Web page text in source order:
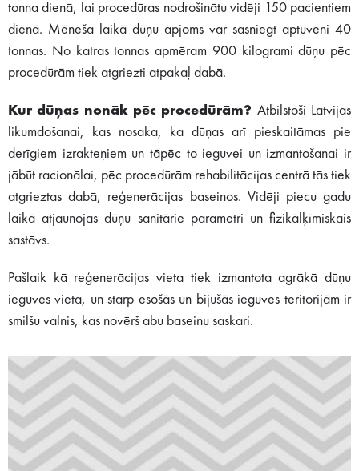
tonna dienā, lai procedūras nodrošinātu vidēji 150 pacientiem
dienā. Mēneša laikā dūņu apjoms var sasniegt aptuveni 40
tonnas. No katras tonnas apmēram 900 kilogrami dūņu pēc
procedūrām tiek atgriezti atpakaļ dabā.
Kur dūņas nonāk pēc procedūrām? Atbilstoši Latvijas
likumdošanai, kas nosaka, ka dūņas arī pieskaitāmas pie
derīgiem izrakteņiem un tāpēc to ieguvei un izmantošanai ir
jābūt racionālai, pēc procedūrām rehabilitācijas centrā tās tiek
atgrieztas dabā, reģenerācijas baseinos. Vidēji piecu gadu
laikā atjaunojas dūņu sanitārie parametri un fizikālķīmiskais
sastāvs.
Pašlaik kā reģenerācijas vieta tiek izmantota agrākā dūņu
ieguves vieta, un starp esošās un bijušās ieguves teritorijām ir
smilšu valnis, kas novērš abu baseinu saskari.